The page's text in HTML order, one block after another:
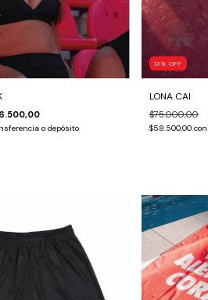
o depósito
13 % OFF
LONA CAI
$75.000,00
$58.500,00 con